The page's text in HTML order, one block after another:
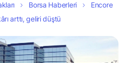
Borsa Haberleri
Encore
arttı, geliri düştü